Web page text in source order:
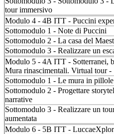
tour immersivo
Modulo 4 - 4B ITT - Puccini
Sottomodulo 1 - Note di Puccini
Sottomodulo 2 - La casa del
Sottomodulo 3 - Realizzare un
Modulo 5 - 4A ITT - Sotterranei,
Mura rinascimentali. Virtual tour -
Sottomodulo 1 - Le mura in pillole
Sottomodulo 2 - Progettare
narrative
Sottomodulo 3 - Realizzare un
aumentata
Modulo 6 - 5B ITT -